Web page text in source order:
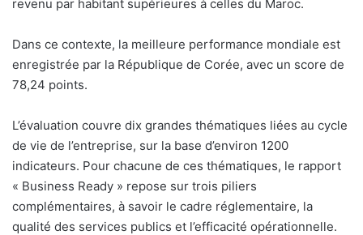
revenu par habitant supérieures à celles du Maroc.
Dans ce contexte, la meilleure performance mondiale est
enregistrée par la République de Corée, avec un score de
78,24 points.
L’évaluation couvre dix grandes thématiques liées au cycle
de vie de l’entreprise, sur la base d’environ 1200
indicateurs. Pour chacune de ces thématiques, le rapport
« Business Ready » repose sur trois piliers
complémentaires, à savoir le cadre réglementaire, la
qualité des services publics et l’efficacité opérationnelle.